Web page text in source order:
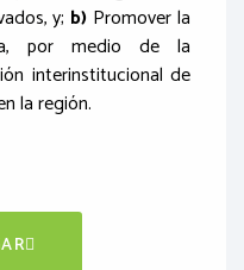
y; b) Promover la
por medio de la
interinstitucional de
la región.